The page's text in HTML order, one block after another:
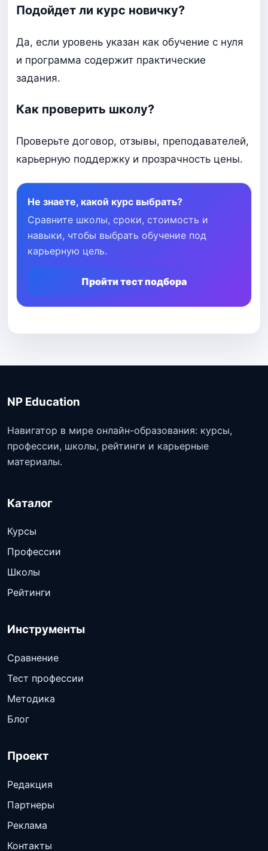
Подойдет ли курс новичку?
Да, если уровень указан как обучение с нуля
и программа содержит практические
задания.
Как проверить школу?
Проверьте договор, отзывы, преподавателей,
карьерную поддержку и прозрачность цены.
Не знаете, какой курс выбрать?
Сравните школы, сроки, стоимость и
навыки, чтобы выбрать обучение под
карьерную цель.
Пройти тест подбора
NP Education
Навигатор в мире онлайн-образования: курсы,
профессии, школы, рейтинги и карьерные
материалы.
Каталог
Курсы
Профессии
Школы
Рейтинги
Инструменты
Сравнение
Тест профессии
Методика
Блог
Проект
Редакция
Партнеры
Реклама
Контакты